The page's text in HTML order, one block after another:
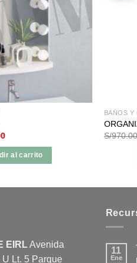
El
actual
es:
al carrito
BAÑOS Y
S/970.00
EIRLAvenida
Lt. 5 Parque
11
Ene